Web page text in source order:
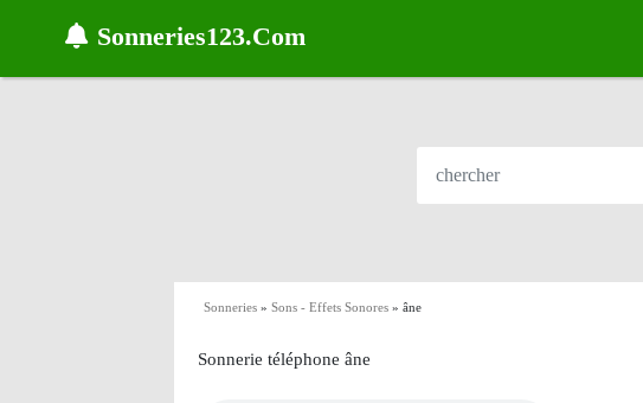
Sonneries123.Com
Sonneries » Sons - Effets Sonores » âne
Sonnerie téléphone âne